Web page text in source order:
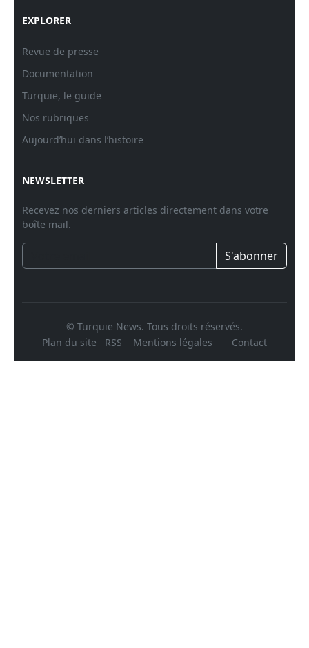
EXPLORER
Revue de presse
Documentation
Turquie, le guide
Nos rubriques
Aujourd’hui dans l’histoire
NEWSLETTER
Recevez nos derniers articles directement dans votre
boîte mail.
S'abonner
© Turquie News. Tous droits réservés.
Plan du site
RSS Mentions légales Contact